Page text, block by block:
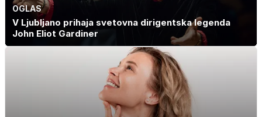
OGLAS
V Ljubljano prihaja svetovna dirigentska legenda
John Eliot Gardiner